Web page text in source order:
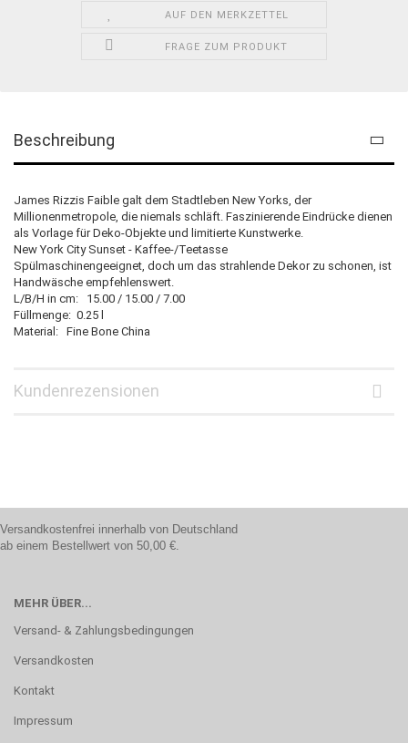
AUF DEN MERKZETTEL
FRAGE ZUM PRODUKT
Beschreibung
James Rizzis Faible galt dem Stadtleben New Yorks, der
Millionenmetropole, die niemals schläft. Faszinierende Eindrücke dienen
als Vorlage für Deko-Objekte und limitierte Kunstwerke.
New York City Sunset - Kaffee-/Teetasse
Spülmaschinengeeignet, doch um das strahlende Dekor zu schonen, ist
Handwäsche empfehlenswert.
L/B/H in cm: 15.00 / 15.00 / 7.00
Füllmenge: 0.25 l
Material: Fine Bone China
Kundenrezensionen
Versandkostenfrei innerhalb von Deutschland
ab einem Bestellwert von 50,00 €.
MEHR ÜBER...
Versand- & Zahlungsbedingungen
Versandkosten
Kontakt
Impressum